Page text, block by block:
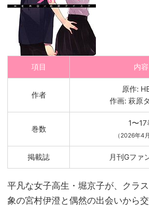
項目 内容
作者
原作:
作画: 萩原
巻数
1〜17
（2026年4
掲載誌 月刊Gファ
平凡な女子高生・堀京子が、クラ
象の宮村伊澄と偶然の出会いから交